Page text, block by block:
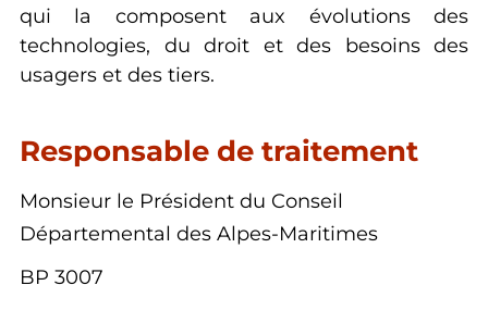
qui la composent aux évolutions des
technologies, du droit et des besoins des
usagers et des tiers.
Responsable de traitement
Monsieur le Président du Conseil
Départemental des Alpes-Maritimes
BP 3007